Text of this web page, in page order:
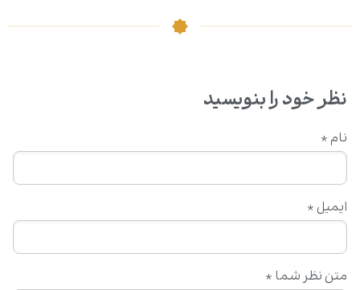
نظر خود را بنویسید
متن نظر شما *
نام *
ایمیل *